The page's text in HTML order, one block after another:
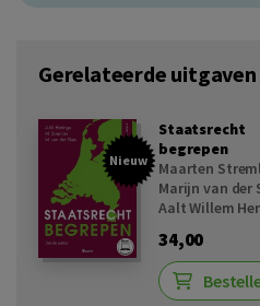
Gerelateerde uitgaven
Nieuw
Staatsrecht
begrepen
Maarten
Marijn van der
Aalt Willem
34,00